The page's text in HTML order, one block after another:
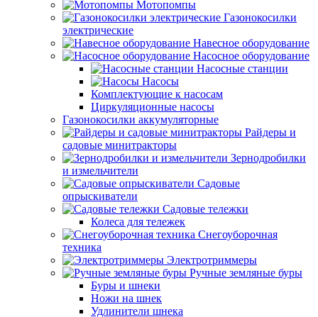
Мотопомпы
Газонокосилки
электрические
Навесное оборудование
Насосное оборудование
Насосные станции
Насосы
Комплектующие к насосам
Циркуляционные насосы
Газонокосилки аккумуляторные
Райдеры и
садовые минитракторы
Зернодробилки
и измельчители
Садовые
опрыскиватели
Садовые тележки
Колеса для тележек
Снегоуборочная
техника
Электротриммеры
Ручные земляные буры
Буры и шнеки
Ножи на шнек
Удлинители шнека